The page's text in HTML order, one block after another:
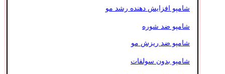
شامپو افزایش دهنده رشد مو
شامپو ضد شوره
شامپو ضد ریزش مو
شامپو بدون سولفات